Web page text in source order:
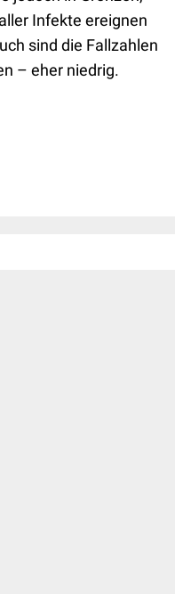
Infekte ereignen
sind die Fallzahlen
– eher niedrig.